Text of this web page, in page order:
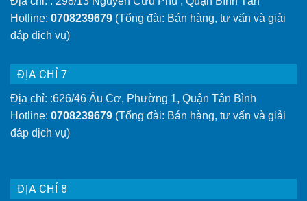
Hotline: 0708239679 (Tổng đài: Bán hàng, tư vấn và giải
đáp dịch vụ)
ĐỊA CHỈ 7
Địa chỉ: :626/46 Âu Cơ, Phường 1, Quận Tân Bình
Hotline: 0708239679 (Tổng đài: Bán hàng, tư vấn và giải
đáp dịch vụ)
ĐỊA CHỈ 8